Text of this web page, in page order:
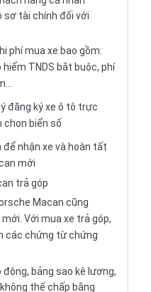
sơ tài chính đối với
phí mua xe bao gồm:
TNDS bắt buộc, phí
đăng ký xe ô tô trực
biển số
nhận xe và hoàn tất
mới
trả góp
Macan cũng
Với mua xe trả góp,
các chứng từ chứng
bảng sao kê lương,
thế chấp bằng